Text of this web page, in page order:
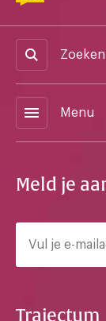
Zoeken
menu Menu
Meld je
Trajectum